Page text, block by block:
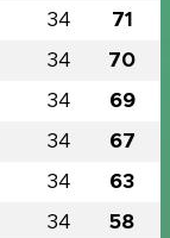
34 71
34 70
34 69
34 67
34 63
34 58